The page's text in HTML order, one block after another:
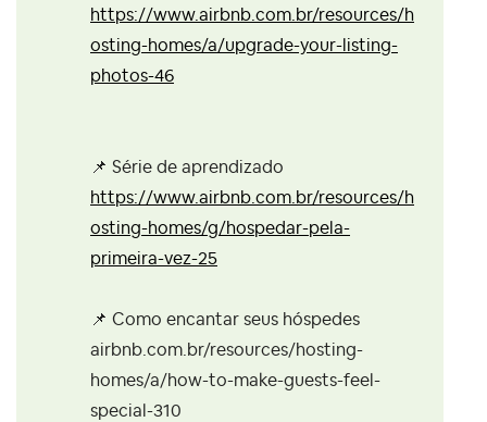
https://www.airbnb.com.br/resources/h
osting-homes/a/upgrade-your-listing-
photos-46
📌 Série de aprendizado
https://www.airbnb.com.br/resources/h
osting-homes/g/hospedar-pela-
primeira-vez-25
📌 Como encantar seus hóspedes
airbnb.com.br/resources/hosting-
homes/a/how-to-make-guests-feel-
special-310